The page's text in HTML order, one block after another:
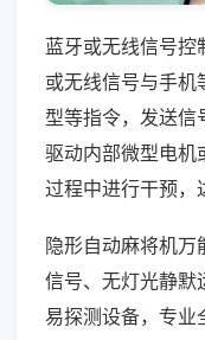
蓝牙或无线信号控
或无线信号与手机
型等指令，发送信
驱动内部微型电机
过程中进行干预，
隐形自动麻将机万
信号、无灯光静默
易探测设备，专业